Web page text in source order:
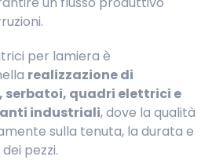
per lamiera è
realizzazione di
quadri elettrici e
industriali, dove la qualità
sulla tenuta, la durata e
pezzi.